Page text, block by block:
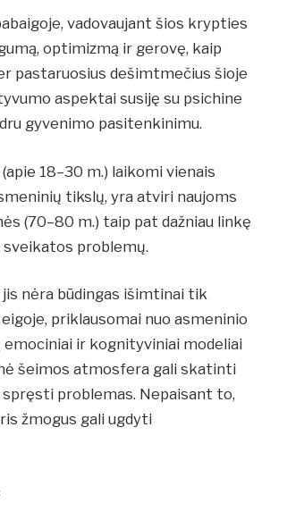
vadovaujant šios krypties
optimizmą ir gerovę, kaip
pastaruosius dešimtmečius šioje
aspektai susiję su psichine
gyvenimo pasitenkinimu.
18–30 m.) laikomi vienais
tikslų, yra atviri naujoms
(70–80 m.) taip pat dažniau linkę
problemų.
nėra būdingas išimtinai tik
priklausomai nuo asmeninio
ir kognityviniai modeliai
šeimos atmosfera gali skatinti
problemas. Nepaisant to,
žmogus gali ugdyti